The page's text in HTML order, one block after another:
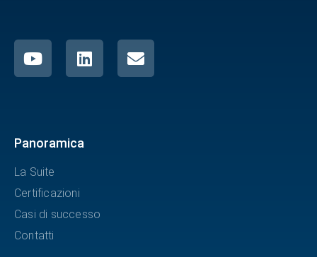
Panoramica
La Suite
Certificazioni
Casi di successo
Contatti